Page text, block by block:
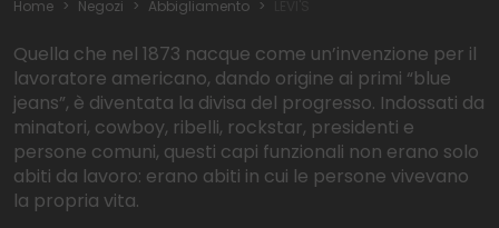
Home Negozi Abbigliamento
Quella che nel 1873 nacque come un’invenzione per il
lavoratore americano, dando origine ai primi “blue
jeans”, è diventata la divisa del progresso. Indossati da
minatori, cowboy, ribelli, rockstar, presidenti e
persone comuni, questi capi funzionali non erano solo
abiti da lavoro: erano abiti in cui le persone vivevano
la propria vita.